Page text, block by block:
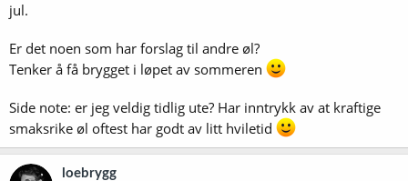
jul.
Er det noen som har forslag til andre øl?
Tenker å få brygget i løpet av sommeren
Side note: er jeg veldig tidlig ute? Har inntrykk av at kraftige
smaksrike øl oftest har godt av litt hviletid
loebrygg